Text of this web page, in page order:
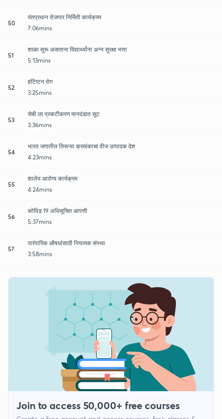
50
पंतप्रधान रोजगार निर्मिती कार्यक्रम
7:06mins
51
शाळा सुरू असताना विद्यार्थ्यांना अन्न सुरक्षा भत्ता
5:13mins
52
हंटिंग्टन रोग
3:25mins
53
सेबी ला प्रकटीकरण मानदंडात सूट
3:36mins
54
भारत जगातील तिसऱ्या क्रमांकाचा वीज उत्पादक देश
4:23mins
55
शालेय आरोग्य कार्यक्रम
4:24mins
56
कोविड 19 अधिसूचित आपत्ती
5:37mins
57
पारंपारिक औषधांसाठी नियामक संस्था
3:58mins
Join to access 50,000+ free courses